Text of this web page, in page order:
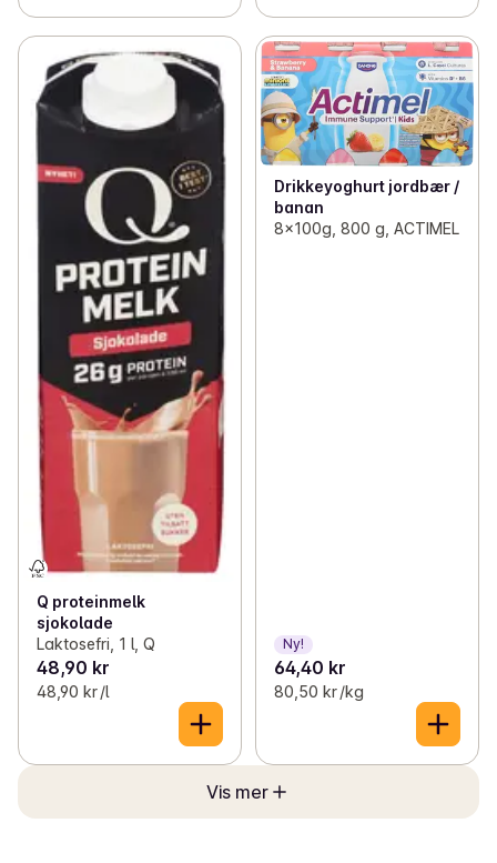
Q proteinmelk
sjokolade
Laktosefri, 1 l, Q
48,90 kr
48,90 kr /l
Drikkeyoghurt jordbær /
banan
8x100g, 800 g, ACTIMEL
Ny!
64,40 kr
80,50 kr /kg
Vis mer